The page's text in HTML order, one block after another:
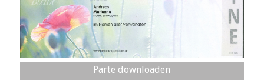
Parte downloaden